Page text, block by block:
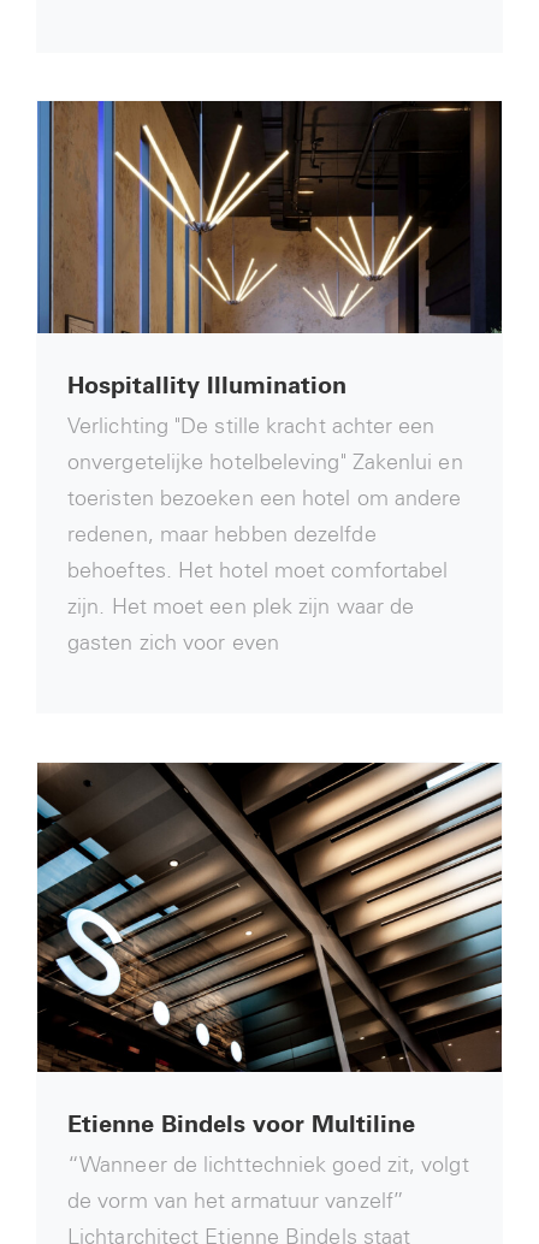
Hospitallity Illumination
Verlichting "De stille kracht achter een
onvergetelijke hotelbeleving" Zakenlui en
toeristen bezoeken een hotel om andere
redenen, maar hebben dezelfde
behoeftes. Het hotel moet comfortabel
zijn. Het moet een plek zijn waar de
gasten zich voor even
Etienne Bindels voor Multiline
“Wanneer de lichttechniek goed zit, volgt
de vorm van het armatuur vanzelf”
Lichtarchitect Etienne Bindels staat